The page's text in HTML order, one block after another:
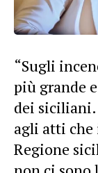
“Sugli
più grande
dei siciliani.
agli atti che
Regione